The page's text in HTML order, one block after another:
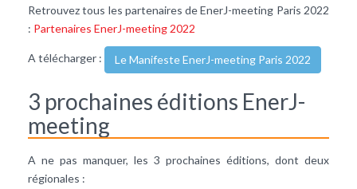
Retrouvez tous les partenaires de EnerJ-meeting Paris 2022
: Partenaires EnerJ-meeting 2022
A télécharger : Le Manifeste EnerJ-meeting Paris 2022
3 prochaines éditions EnerJ-
meeting
A ne pas manquer, les 3 prochaines éditions, dont deux
régionales :